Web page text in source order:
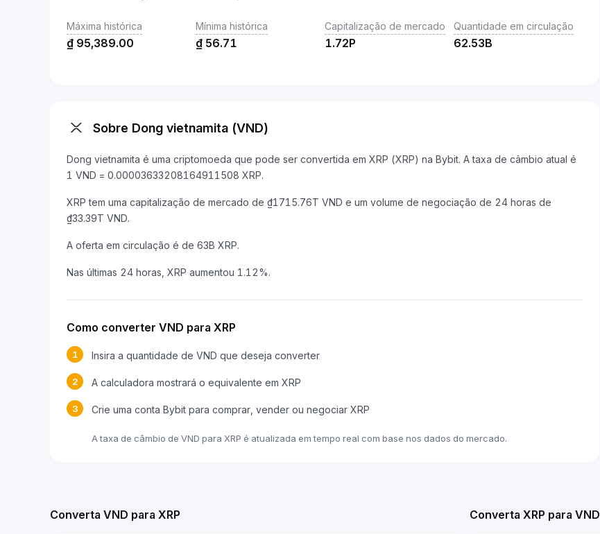
Máxima histórica
₫ 95,389.00
Mínima histórica
₫ 56.71
Capitalização de mercado
1.72P
Quantidade em circulação
62.53B
Sobre Dong vietnamita (VND)
Dong vietnamita é uma criptomoeda que pode ser convertida em XRP (XRP) na Bybit. A taxa de câmbio atual é
1 VND = 0.00003633208164911508 XRP.
XRP tem uma capitalização de mercado de ₫1715.76T VND e um volume de negociação de 24 horas de
₫33.39T VND.
A oferta em circulação é de 63B XRP.
Nas últimas 24 horas, XRP aumentou 1.12%.
Como converter VND para XRP
1 Insira a quantidade de VND que deseja converter
2 A calculadora mostrará o equivalente em XRP
3 Crie uma conta Bybit para comprar, vender ou negociar XRP
A taxa de câmbio de VND para XRP é atualizada em tempo real com base nos dados do mercado.
Converta XRP para VND
Converta VND para XRP